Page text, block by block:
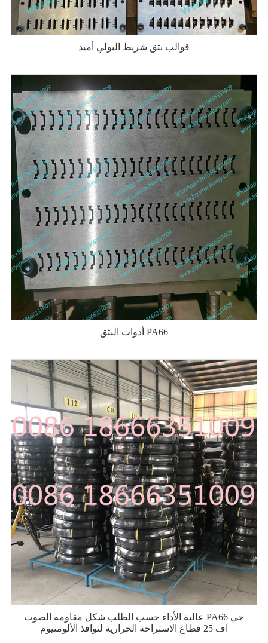
قوالب بثق شريط البولي أميد
أدوات البثق PA66
عالية الأداء حسب الطلب شكل مقاومة الصوت PA66 جي
اف 25 قطاع الاستراحة الحرارية لنوافذ الألومنيوم